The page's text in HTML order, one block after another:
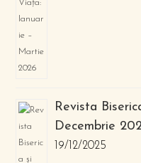
Revista
Decembrie
19/12/2025